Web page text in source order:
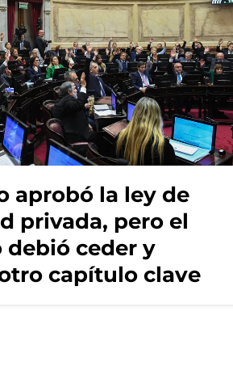
aprobó la ley de
privada, pero el
debió ceder y
capítulo clave